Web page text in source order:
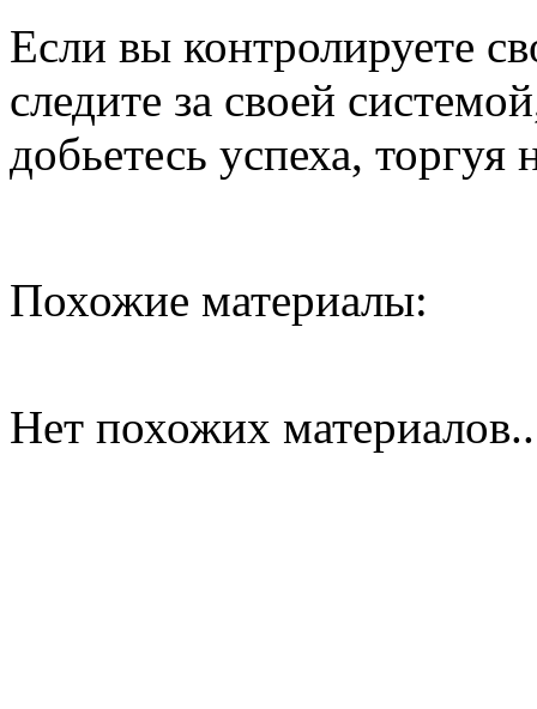
Если вы контролируете
следите за своей
добьетесь успеха,
Похожие материалы:
Нет похожих